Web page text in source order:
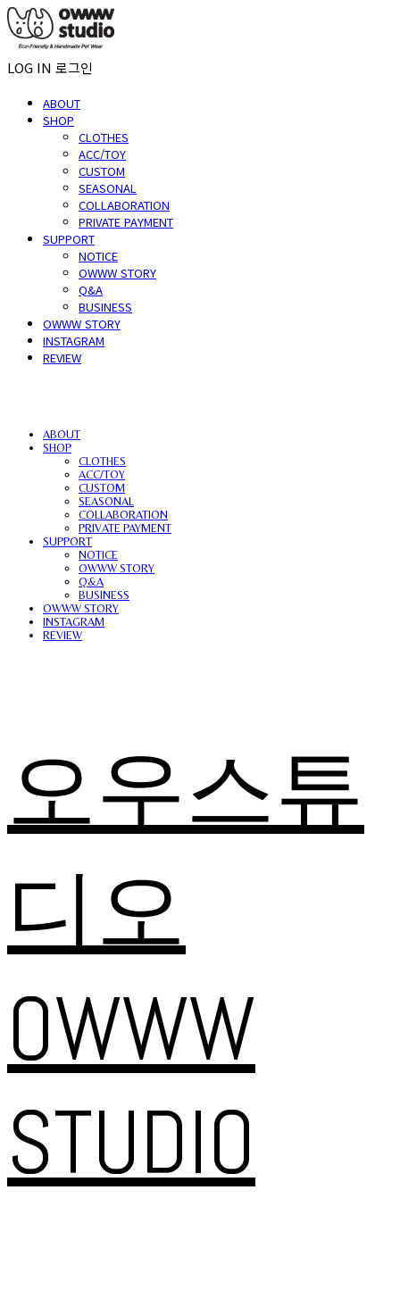
LOG IN 로그인
ABOUT
SHOP
CLOTHES
ACC/TOY
CUSTOM
SEASONAL
COLLABORATION
PRIVATE PAYMENT
SUPPORT
NOTICE
OWWW STORY
Q&A
BUSINESS
OWWW STORY
INSTAGRAM
REVIEW
ABOUT
SHOP
CLOTHES
ACC/TOY
CUSTOM
SEASONAL
COLLABORATION
PRIVATE PAYMENT
SUPPORT
NOTICE
OWWW STORY
Q&A
BUSINESS
OWWW STORY
INSTAGRAM
REVIEW
오우스튜
디오
OWWW
STUDIO